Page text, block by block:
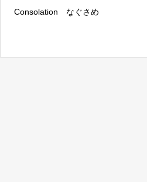
Consolation なぐさめ